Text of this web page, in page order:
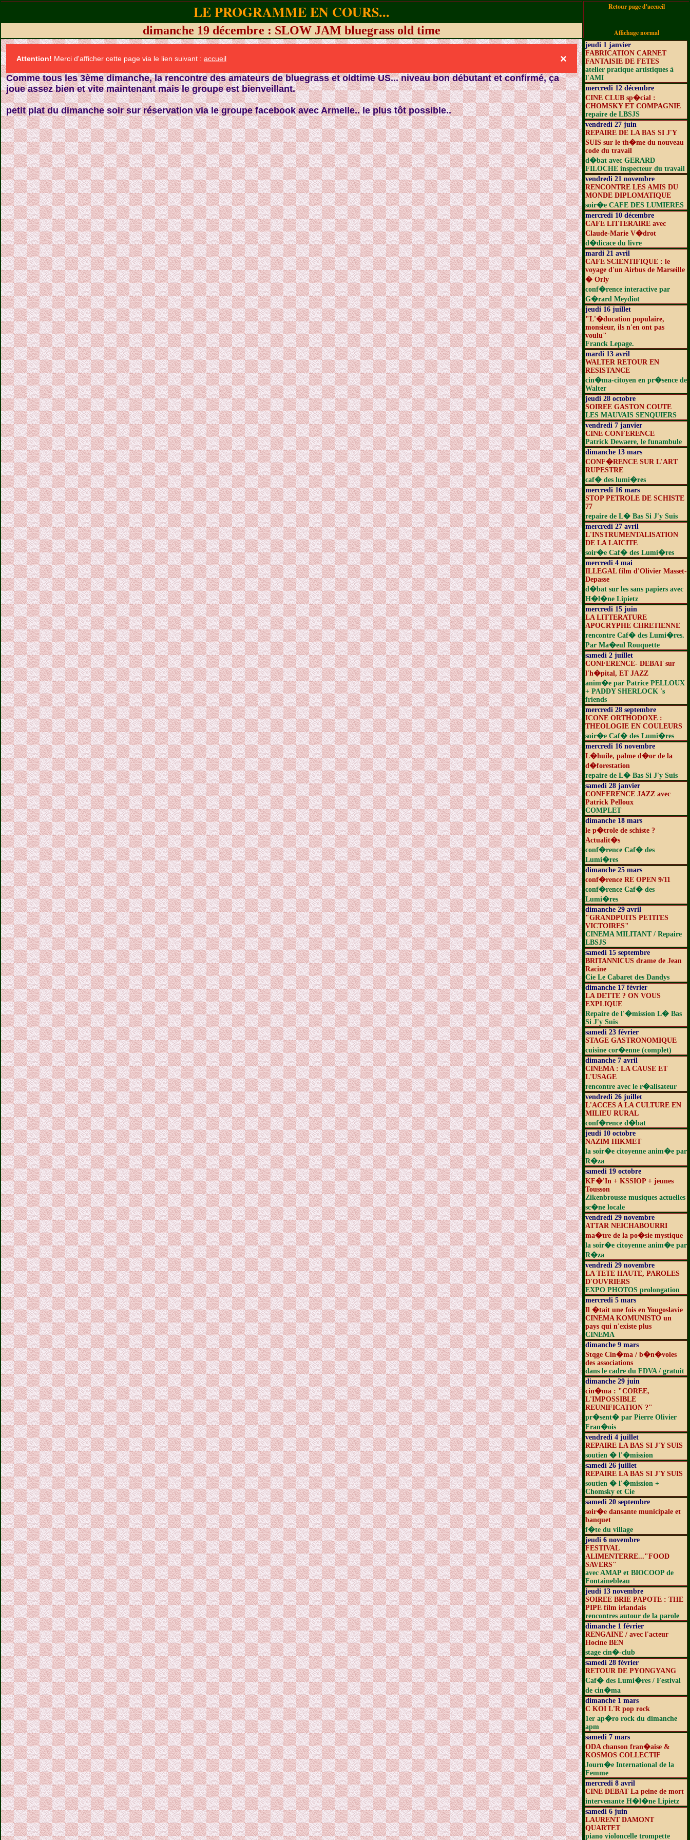
LE PROGRAMME EN COURS... Retour page d'accueil
Affichage normal
dimanche 19 décembre : SLOW JAM bluegrass old time
×
Attention! Merci d'afficher cette page via le lien suivant : accueil
Comme tous les 3ème dimanche, la rencontre des amateurs de bluegrass et oldtime US... niveau bon débutant et confirmé, ça
joue assez bien et vite maintenant mais le groupe est bienveillant.
petit plat du dimanche soir sur réservation via le groupe facebook avec Armelle.. le plus tôt possible..
jeudi 1 janvier
FABRICATION CARNET
FANTAISIE DE FETES
atelier pratique artistiques à
l'AMI
mercredi 12 décembre
CINE CLUB sp�cial :
CHOMSKY ET COMPAGNIE
repaire de LBSJS
vendredi 27 juin
REPAIRE DE LA BAS SI J'Y
SUIS sur le th�me du nouveau
code du travail
d�bat avec GERARD
FILOCHE inspecteur du travail
vendredi 21 novembre
RENCONTRE LES AMIS DU
MONDE DIPLOMATIQUE
soir�e CAFE DES LUMIERES
mercredi 10 décembre
CAFE LITTERAIRE avec
Claude-Marie V�drot
d�dicace du livre
mardi 21 avril
CAFE SCIENTIFIQUE : le
voyage d'un Airbus de Marseille
� Orly
conf�rence interactive par
G�rard Meydiot
jeudi 16 juillet
"L'�ducation populaire,
monsieur, ils n'en ont pas
voulu"
Franck Lepage.
mardi 13 avril
WALTER RETOUR EN
RESISTANCE
cin�ma-citoyen en pr�sence de
Walter
jeudi 28 octobre
SOIREE GASTON COUTE
LES MAUVAIS SENQUIERS
vendredi 7 janvier
CINE CONFERENCE
Patrick Dewaere, le funambule
dimanche 13 mars
CONF�RENCE SUR L'ART
RUPESTRE
caf� des lumi�res
mercredi 16 mars
STOP PETROLE DE SCHISTE
77
repaire de L� Bas Si J'y Suis
mercredi 27 avril
L'INSTRUMENTALISATION
DE LA LAICITE
soir�e Caf� des Lumi�res
mercredi 4 mai
ILLEGAL film d'Olivier Masset-
Depasse
d�bat sur les sans papiers avec
H�l�ne Lipietz
mercredi 15 juin
LA LITTERATURE
APOCRYPHE CHRETIENNE
rencontre Caf� des Lumi�res.
Par Ma�eul Rouquette
samedi 2 juillet
CONFERENCE- DEBAT sur
l'h�pital, ET JAZZ
anim�e par Patrice PELLOUX
+ PADDY SHERLOCK 's
friends
mercredi 28 septembre
ICONE ORTHODOXE :
THEOLOGIE EN COULEURS
soir�e Caf� des Lumi�res
mercredi 16 novembre
L�huile, palme d�or de la
d�forestation
repaire de L� Bas Si J'y Suis
samedi 28 janvier
CONFERENCE JAZZ avec
Patrick Pelloux
COMPLET
dimanche 18 mars
le p�trole de schiste ?
Actualit�s
conf�rence Caf� des
Lumi�res
dimanche 25 mars
conf�rence RE OPEN 9/11
conf�rence Caf� des
Lumi�res
dimanche 29 avril
"GRANDPUITS PETITES
VICTOIRES"
CINEMA MILITANT / Repaire
LBSJS
samedi 15 septembre
BRITANNICUS drame de Jean
Racine
Cie Le Cabaret des Dandys
dimanche 17 février
LA DETTE ? ON VOUS
EXPLIQUE
Repaire de l'�mission L� Bas
Si J'y Suis
samedi 23 février
STAGE GASTRONOMIQUE
cuisine cor�enne (complet)
dimanche 7 avril
CINEMA : LA CAUSE ET
L'USAGE
rencontre avec le r�alisateur
vendredi 26 juillet
L'ACCES A LA CULTURE EN
MILIEU RURAL
conf�rence d�bat
jeudi 10 octobre
NAZIM HIKMET
la soir�e citoyenne anim�e par
R�za
samedi 19 octobre
KF�'In + KSSIOP + jeunes
Tousson
Zikenbrousse musiques actuelles
sc�ne locale
vendredi 29 novembre
ATTAR NEICHABOURRI
ma�tre de la po�sie mystique
la soir�e citoyenne anim�e par
R�za
vendredi 29 novembre
LA TETE HAUTE, PAROLES
D'OUVRIERS
EXPO PHOTOS prolongation
mercredi 5 mars
Il �tait une fois en Yougoslavie
CINEMA KOMUNISTO un
pays qui n'existe plus
CINEMA
dimanche 9 mars
Stqge Cin�ma / b�n�voles
des associations
dans le cadre du FDVA / gratuit
dimanche 29 juin
cin�ma : "COREE,
L'IMPOSSIBLE
REUNIFICATION ?"
pr�sent� par Pierre Olivier
Fran�ois
vendredi 4 juillet
REPAIRE LA BAS SI J'Y SUIS
soutien � l'�mission
samedi 26 juillet
REPAIRE LA BAS SI J'Y SUIS
soutien � l'�mission +
Chomsky et Cie
samedi 20 septembre
soir�e dansante municipale et
banquet
f�te du village
jeudi 6 novembre
FESTIVAL
ALIMENTERRE..."FOOD
SAVERS"
avec AMAP et BIOCOOP de
Fontainebleau
jeudi 13 novembre
SOIREE BRIE PAPOTE : THE
PIPE film irlandais
rencontres autour de la parole
dimanche 1 février
RENGAINE / avec l'acteur
Hocine BEN
stage cin�-club
samedi 28 février
RETOUR DE PYONGYANG
Caf� des Lumi�res / Festival
de cin�ma
dimanche 1 mars
C KOI L'R pop rock
1er ap�ro rock du dimanche
apm
samedi 7 mars
ODA chanson fran�aise &
KOSMOS COLLECTIF
Journ�e International de la
Femme
mercredi 8 avril
CINE DEBAT La peine de mort
intervenante H�l�ne Lipietz
samedi 6 juin
LAURENT DAMONT
QUARTET
piano violoncelle trompette